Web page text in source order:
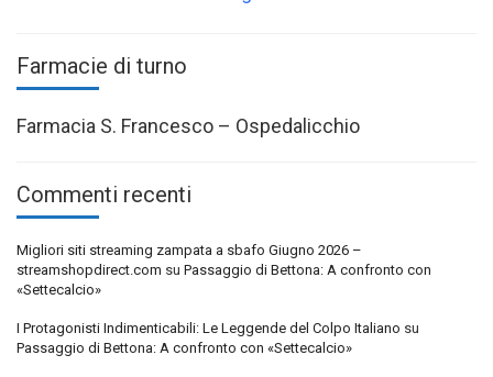
Farmacie di turno
Farmacia S. Francesco – Ospedalicchio
Commenti recenti
Migliori siti streaming zampata a sbafo Giugno 2026 –
streamshopdirect.com su Passaggio di Bettona: A confronto con
«Settecalcio»
I Protagonisti Indimenticabili: Le Leggende del Colpo Italiano su
Passaggio di Bettona: A confronto con «Settecalcio»